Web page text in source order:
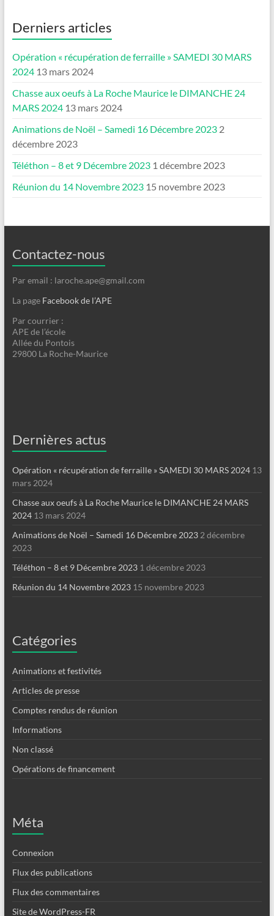
Derniers articles
Opération « récupération de ferraille » SAMEDI 30 MARS
2024 13 mars 2024
Chasse aux oeufs à La Roche Maurice le DIMANCHE 24
MARS 2024 13 mars 2024
Animations de Noël – Samedi 16 Décembre 2023 2
décembre 2023
Téléthon – 8 et 9 Décembre 2023 1 décembre 2023
Réunion du 14 Novembre 2023 15 novembre 2023
Contactez-nous
Par email : laroche.ape@gmail.com
La page Facebook de l’APE
Par courrier :
APE de l’école
Allée du Pontois
29800 La Roche-Maurice
Dernières actus
Opération « récupération de ferraille » SAMEDI 30 MARS 2024 13
mars 2024
Chasse aux oeufs à La Roche Maurice le DIMANCHE 24 MARS
2024 13 mars 2024
Animations de Noël – Samedi 16 Décembre 2023 2 décembre
2023
Téléthon – 8 et 9 Décembre 2023 1 décembre 2023
Réunion du 14 Novembre 2023 15 novembre 2023
Catégories
Animations et festivités
Articles de presse
Comptes rendus de réunion
Informations
Non classé
Opérations de financement
Méta
Connexion
Flux des publications
Flux des commentaires
Site de WordPress-FR